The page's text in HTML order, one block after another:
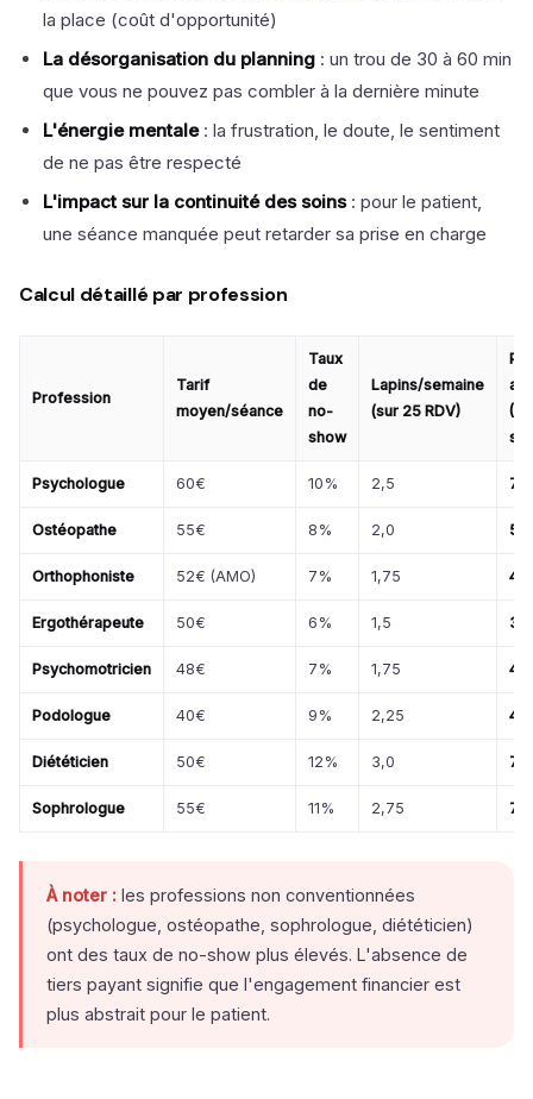
la place (coût d'opportunité)
La désorganisation du planning : un trou de 30 à 60 min
que vous ne pouvez pas combler à la dernière minute
L'énergie mentale: la frustration, le doute, le sentiment
de ne pas être respecté
L'impact sur la continuité des soins: pour le patient,
une séance manquée peut retarder sa prise en charge
Calcul détaillé par profession
Profession
Tarif
moyen/séance
Taux
de
no-
show
Lapins/semaine
(sur 25 RDV)
(48
Psychologue 60€ 10% 2,5 7
Ostéopathe 55€ 8% 2,0 5
Orthophoniste 52€ (AMO) 7% 1,75 4
Ergothérapeute 50€ 6% 1,5 3
Psychomotricien 48€ 7% 1,75 4
Podologue 40€ 9% 2,25 4
Diététicien 50€ 12% 3,0 7
Sophrologue 55€ 11% 2,75 7
À noter : les professions non conventionnées
(psychologue, ostéopathe, sophrologue, diététicien)
ont des taux de no-show plus élevés. L'absence de
tiers payant signifie que l'engagement financier est
plus abstrait pour le patient.